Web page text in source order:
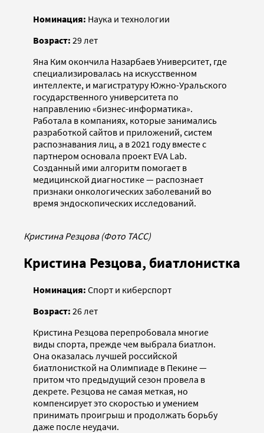
Номинация: Наука и технологии
Возраст: 29 лет
Яна Ким окончила Назарбаев Университет, где
специализировалась на искусственном
интеллекте, и магистратуру Южно-Уральского
государственного университета по
направлению «бизнес-информатика».
Работала в компаниях, которые занимались
разработкой сайтов и приложений, систем
распознавания лиц, а в 2021 году вместе с
партнером основала проект EVA Lab.
Созданный ими алгоритм помогает в
медицинской диагностике — распознает
признаки онкологических заболеваний во
время эндоскопических исследований.
Кристина Резцова (Фото ТАСС)
Кристина Резцова, биатлонистка
Номинация: Спорт и киберспорт
Возраст: 26 лет
Кристина Резцова перепробовала многие
виды спорта, прежде чем выбрала биатлон.
Она оказалась лучшей российской
биатлонисткой на Олимпиаде в Пекине —
притом что предыдущий сезон провела в
декрете. Резцова не самая меткая, но
компенсирует это скоростью и умением
принимать проигрыш и продолжать борьбу
даже после неудачи.